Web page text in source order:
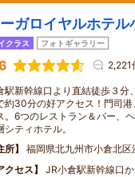
ーガロイヤルホテル
クラス フォトギャラリー
2,221
駅新幹線口より直結徒歩３分
約30分の好アクセス！門司
。6つのレストラン＆バー、
シティホテル。
所
福岡県北九州市小倉北
クセス
JR小倉駅新幹線口